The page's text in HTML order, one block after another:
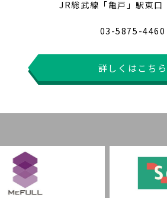
JR総武線「亀戸」駅東
03-5875-4460
詳しくはこちら